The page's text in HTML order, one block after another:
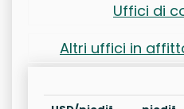
Uffici di
Altri uffici in